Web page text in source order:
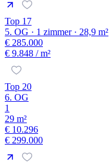
Top 17
5. OG · 1 zimmer · 28,9 m²
€ 285.000
€ 9.848 / m²
Top 20
6. OG
1
29 m²
€ 10.296
€ 299.000